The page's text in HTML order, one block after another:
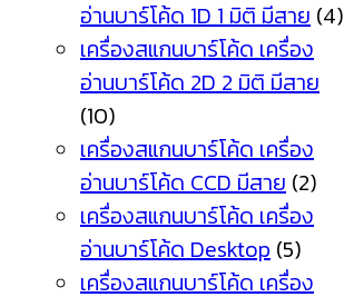
อ่านบาร์โค้ด 1D 1 มิติ มีสาย (4)
เครื่องสแกนบาร์โค้ด เครื่อง
อ่านบาร์โค้ด 2D 2 มิติ มีสาย
(10)
เครื่องสแกนบาร์โค้ด เครื่อง
อ่านบาร์โค้ด CCD มีสาย (2)
เครื่องสแกนบาร์โค้ด เครื่อง
อ่านบาร์โค้ด Desktop (5)
เครื่องสแกนบาร์โค้ด เครื่อง